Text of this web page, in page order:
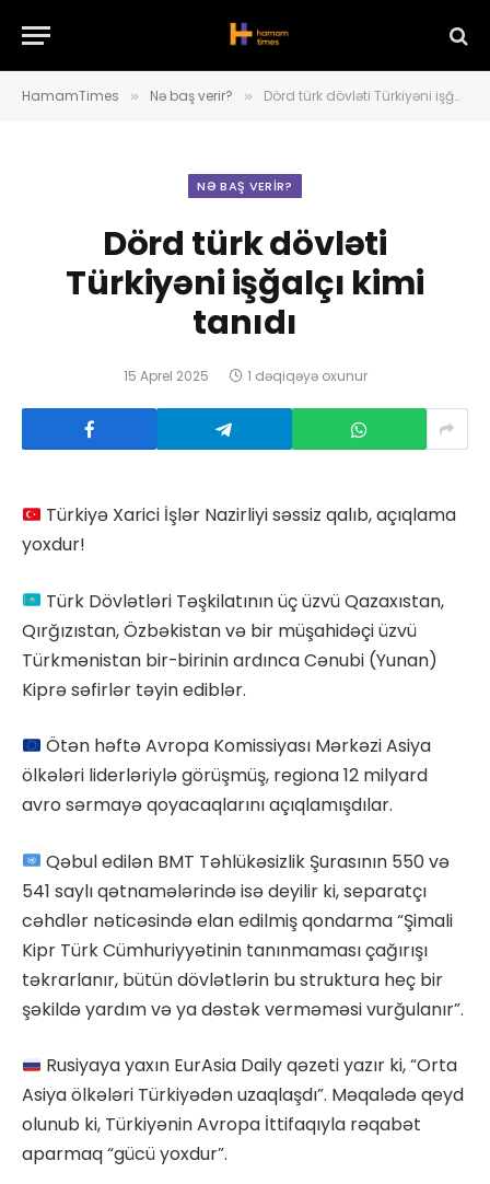
HamamTimes » Nə baş verir? » Dörd türk dövləti Türkiyəni işğalçı kimi tanıdı
NƏ BAŞ VERIR?
Dörd türk dövləti
Türkiyəni işğalçı kimi
tanıdı
15 Aprel 2025 1 dəqiqəyə oxunur
Türkiyə Xarici İşlər Nazirliyi səssiz qalıb, açıqlama
yoxdur!
Türk Dövlətləri Təşkilatının üç üzvü Qazaxıstan,
Qırğızıstan, Özbəkistan və bir müşahidəçi üzvü
Türkmənistan bir-birinin ardınca Cənubi (Yunan)
Kiprə səfirlər təyin ediblər.
Ötən həftə Avropa Komissiyası Mərkəzi Asiya
ölkələri liderləriylə görüşmüş, regiona 12 milyard
avro sərmayə qoyacaqlarını açıqlamışdılar.
Qəbul edilən BMT Təhlükəsizlik Şurasının 550 və
541 saylı qətnamələrində isə deyilir ki, separatçı
cəhdlər nəticəsində elan edilmiş qondarma “Şimali
Kipr Türk Cümhuriyyətinin tanınmaması çağırışı
təkrarlanır, bütün dövlətlərin bu struktura heç bir
şəkildə yardım və ya dəstək verməməsi vurğulanır”.
Rusiyaya yaxın EurAsia Daily qəzeti yazır ki, “Orta
Asiya ölkələri Türkiyədən uzaqlaşdı”. Məqalədə qeyd
olunub ki, Türkiyənin Avropa İttifaqıyla rəqabət
aparmaq “gücü yoxdur”.